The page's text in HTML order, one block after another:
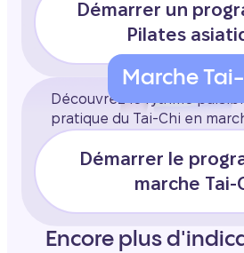
Démarrer un
Pilates
Marche
Découvrez le rythme
pratique du Tai-Chi en
Démarrer le
marche Tai-
Encore plus